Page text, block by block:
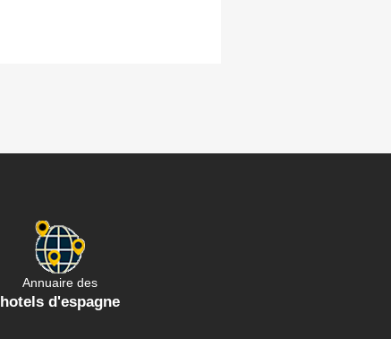
Annuaire des
hotels d'espagne